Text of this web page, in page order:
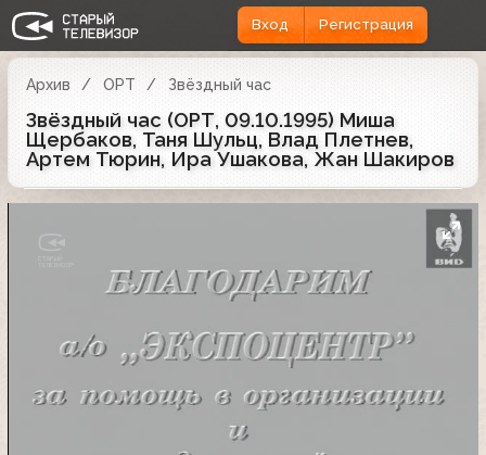
Вход Регистрация
Архив ОРТ Звёздный час
Звёздный час (ОРТ, 09.10.1995) Миша
Щербаков, Таня Шульц, Влад Плетнев,
Артем Тюрин, Ира Ушакова, Жан Шакиров